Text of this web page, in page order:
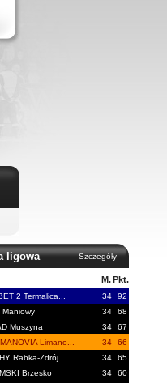
ligowa Szczegóły
M. Pkt.
2 Termalica... 34
92
Maniowy
34
68
Muszyna
34
67
Limano...
34
66
Rabka-Zdrój...
34
65
Brzesko
34
60